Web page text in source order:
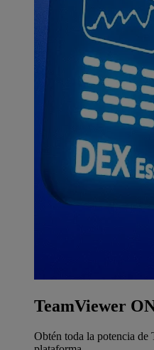
TeamViewer
Obtén toda la potencia de